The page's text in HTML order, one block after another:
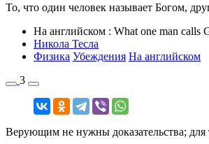
То, что один человек называет Богом,
На английском : What one man calls
Никола Тесла
Физика Убеждения На английском
3
Верующим не нужны доказательства; для